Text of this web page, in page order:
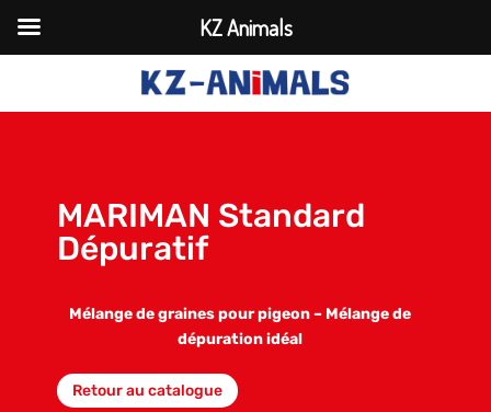
MARIMAN Standard
Dépuratif
Mélange de graines pour pigeon – Mélange de
dépuration idéal
Retour au catalogue
KZ Animals